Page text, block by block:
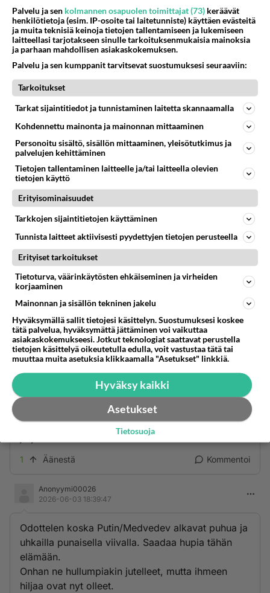
2026-06-03 17:15:52
Kyllä, omiin muroihin kuseminen on vallan
viisasta.
2 Äänestä
44.Div
Kyllä, omiin muroihin kuseminen on vallan viisasta.
... tai TILTUT ainakin kuvittelee niin. :-)
1 Äänestä Kommentoi
2026-06-03 18:13:32
Putin Kalsarimyrkyttäjä saa kyllä syyttää ihan vain
itseään. Onko Zelenskyi muka antanut luvan
järjestää talousfoorumi Pietarissa?
1 Äänestä Kommentoi
Anonyymi00026
2026-06-03 18:39:47
Odottelen koska Putin/Medvedev alkavat puhua ja
uhkailla punaisella viivalla. Saadaa hupia tähän
elämään.
Onhan ne hullumpiakin jutelleet, mutta ihmeen
hiljaa ovat nyt olleet.
Palvelu ja sen kolmannen osapuolen toimittajat (73) keräävät
henkilötietoja (esim. IP-osoite tai laitetunniste) käyttäen evästeitä
ja muita teknisiä keinoja tietojen tallentamiseen ja lukemiseen
laitteellasi tarjotakseen sinulle tarkoituksenmukaisia mainoksia
ja parhaan mahdollisen asiakaskokemuksen.
Palvelu ja sen kumppanit tarvitsevat suostumuksesi seuraaviin:
Tarkoitukset
Tarkat sijaintitiedot ja tunnistaminen laitetta skannaamalla
Kohdennettu mainonta ja mainonnan mittaaminen
Personoitu sisältö, sisällön mittaaminen, yleisötutkimus ja
palvelujen kehittäminen
Tietojen tallentaminen laitteelle ja/tai laitteella olevien
tietojen käyttö
Erityisominaisuudet
Tarkkojen sijaintitietojen käyttäminen
Tunnista laitteet aktiivisesti pyydettyjen tietojen perusteella
Erityiset tarkoitukset
Tietoturva, väärinkäytösten ehkäiseminen ja virheiden
korjaaminen
Mainonnan ja sisällön tekninen jakelu
Hyväksymällä sallit tietojesi käsittelyn. Suostumuksesi koskee
tätä palvelua, hyväksymättä jättäminen voi vaikuttaa
asiakaskokemukseesi. Jotkut teknologiat saattavat perustella
tietojen käsittelyä oikeutetulla edulla, voit vastustaa tätä tai
muuttaa muita asetuksia klikkaamalla "Asetukset" linkkiä.
Hyväksy kaikki
Asetukset
Tietosuoja